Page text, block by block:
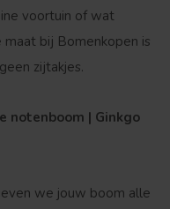
voortuin of wat
bij Bomenkopen is
zijtakjes.
notenboom | Ginkgo
we jouw boom alle